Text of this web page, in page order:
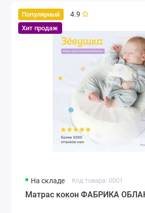
Популярный
Хит продаж
4.9
На складе Код товара: 0001
Матрас кокон ФАБРИКА